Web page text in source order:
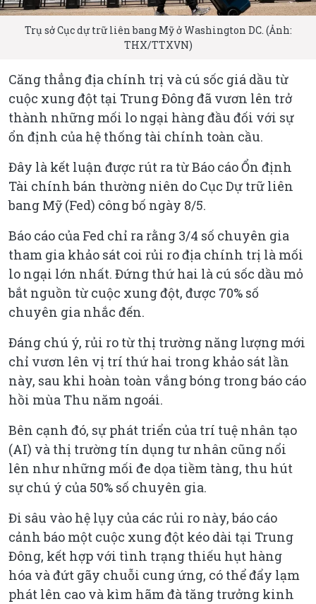
Trụ sở Cục dự trữ liên bang Mỹ ở Washington DC. (Ảnh:
THX/TTXVN)
Căng thẳng địa chính trị và cú sốc giá dầu từ
cuộc xung đột tại Trung Đông đã vươn lên trở
thành những mối lo ngại hàng đầu đối với sự
ổn định của hệ thống tài chính toàn cầu.
Đây là kết luận được rút ra từ Báo cáo Ổn định
Tài chính bán thường niên do Cục Dự trữ liên
bang Mỹ (Fed) công bố ngày 8/5.
Báo cáo của Fed chỉ ra rằng 3/4 số chuyên gia
tham gia khảo sát coi rủi ro địa chính trị là mối
lo ngại lớn nhất. Đứng thứ hai là cú sốc dầu mỏ
bắt nguồn từ cuộc xung đột, được 70% số
chuyên gia nhắc đến.
Đáng chú ý, rủi ro từ thị trường năng lượng mới
chỉ vươn lên vị trí thứ hai trong khảo sát lần
này, sau khi hoàn toàn vắng bóng trong báo cáo
hồi mùa Thu năm ngoái.
Bên cạnh đó, sự phát triển của trí tuệ nhân tạo
(AI) và thị trường tín dụng tư nhân cũng nổi
lên như những mối đe dọa tiềm tàng, thu hút
sự chú ý của 50% số chuyên gia.
Đi sâu vào hệ lụy của các rủi ro này, báo cáo
cảnh báo một cuộc xung đột kéo dài tại Trung
Đông, kết hợp với tình trạng thiếu hụt hàng
hóa và đứt gãy chuỗi cung ứng, có thể đẩy lạm
phát lên cao và kìm hãm đà tăng trưởng kinh